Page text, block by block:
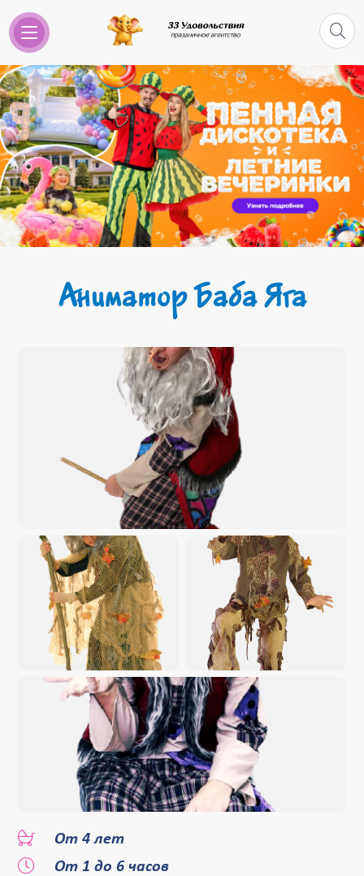
Аниматор Баба Яга
От 4 лет
От 1 до 6 часов